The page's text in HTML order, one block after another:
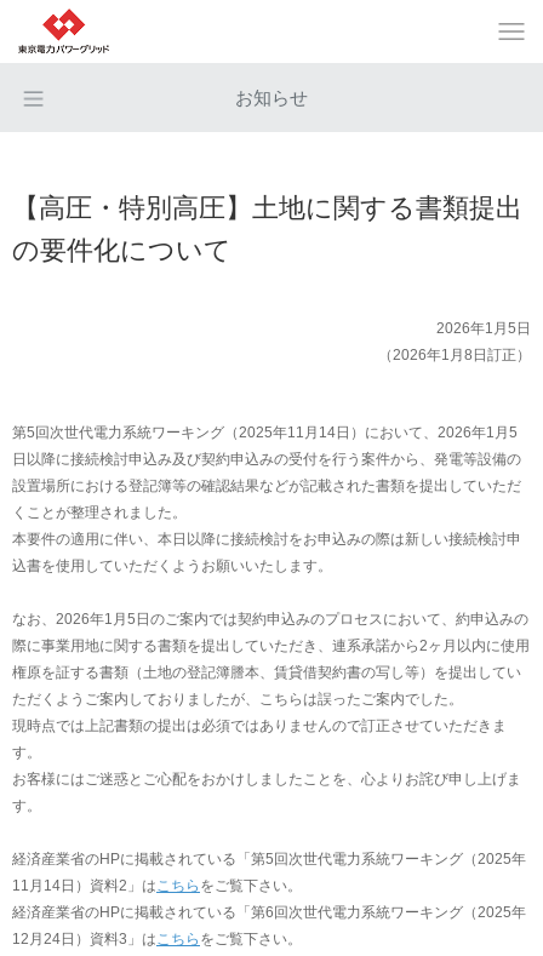
お知らせ
【高圧・特別高圧】土地に関する書類提出
の要件化について
2026年1月5日
（2026年1月8日訂正）
第5回次世代電力系統ワーキング（2025年11月14日）において、2026年1月5
日以降に接続検討申込み及び契約申込みの受付を行う案件から、発電等設備の
設置場所における登記簿等の確認結果などが記載された書類を提出していただ
くことが整理されました。
本要件の適用に伴い、本日以降に接続検討をお申込みの際は新しい接続検討申
込書を使用していただくようお願いいたします。
なお、2026年1月5日のご案内では契約申込みのプロセスにおいて、約申込みの
際に事業用地に関する書類を提出していただき、連系承諾から2ヶ月以内に使用
権原を証する書類（土地の登記簿謄本、賃貸借契約書の写し等）を提出してい
ただくようご案内しておりましたが、こちらは誤ったご案内でした。
現時点では上記書類の提出は必須ではありませんので訂正させていただきま
す。
お客様にはご迷惑とご心配をおかけしましたことを、心よりお詫び申し上げま
す。
経済産業省のHPに掲載されている「第5回次世代電力系統ワーキング（2025年
11月14日）資料2」はこちら をご覧下さい。
経済産業省のHPに掲載されている「第6回次世代電力系統ワーキング（2025年
12月24日）資料3」はこちら をご覧下さい。